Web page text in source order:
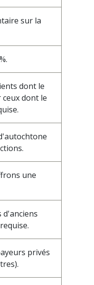
sur la
dont le
dont le
une
d'anciens
privés